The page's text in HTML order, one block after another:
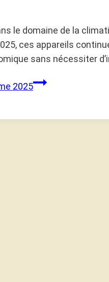
le domaine de la
ces appareils
sans nécessiter
2025